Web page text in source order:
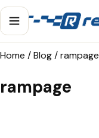
Home /Blog/rampage
rampage